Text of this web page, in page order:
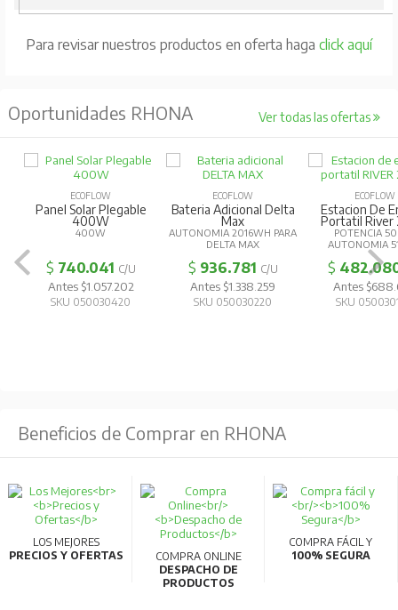
Para revisar nuestros productos en oferta haga click aquí
Oportunidades RHONA Ver todas las ofertas
ECOFLOW
Panel Solar Plegable
400W
400W
$ 740.041 C/U
Antes $1.057.202
SKU 050030420
ECOFLOW
Bateria Adicional Delta
Max
AUTONOMIA 2016WH PARA
DELTA MAX
$ 936.781 C/U
Antes $1.338.259
SKU 050030220
ECOFLOW
Estacion De
Portatil River
POTENCIA
AUTONOMIA
$
Antes
SKU
Beneficios de Comprar en RHONA
LOS MEJORES
PRECIOS Y OFERTAS
COMPRA ONLINE
DESPACHO DE
PRODUCTOS
COMPRA FÁCIL Y
100% SEGURA